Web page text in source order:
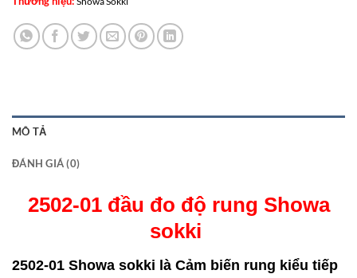
MÔ TẢ
ĐÁNH GIÁ (0)
2502-01 đầu đo độ rung Showa
sokki
2502-01 Showa sokki là Cảm biến rung kiểu tiếp